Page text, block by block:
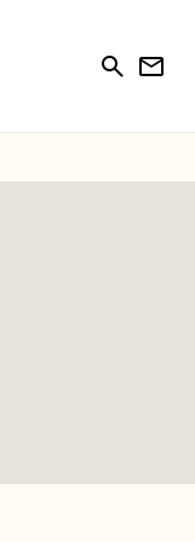
search newsletter